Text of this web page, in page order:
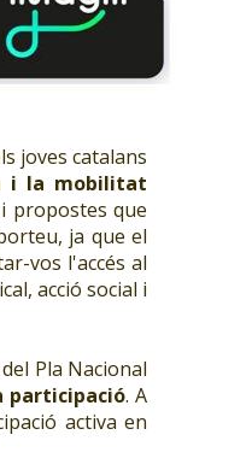
joves catalans
i la mobilitat
propostes que
ja que el
vos l'accés al
acció social i
Pla Nacional
participació. A
activa en